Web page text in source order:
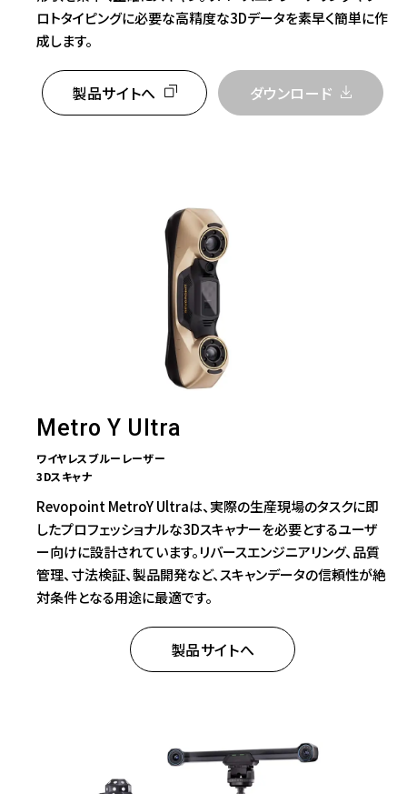
ロトタイピングに必要な高精度な3Dデータを素早く簡単に作
成します。
製品サイトへ ダウンロード
Metro Y Ultra
ワイヤレスブルーレーザー
3Dスキャナ
Revopoint MetroY Ultraは、実際の生産現場のタスクに即
したプロフェッショナルな3Dスキャナーを必要とするユーザ
ー向けに設計されています。リバースエンジニアリング、品質
管理、寸法検証、製品開発など、スキャンデータの信頼性が絶
対条件となる用途に最適です。
製品サイトへ